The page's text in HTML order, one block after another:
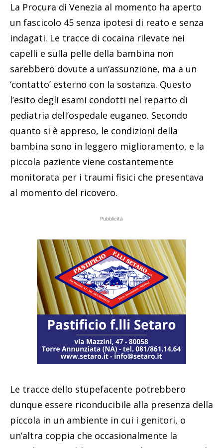
La Procura di Venezia al momento ha aperto
un fascicolo 45 senza ipotesi di reato e senza
indagati. Le tracce di cocaina rilevate nei
capelli e sulla pelle della bambina non
sarebbero dovute a un’assunzione, ma a un
‘contatto’ esterno con la sostanza. Questo
l’esito degli esami condotti nel reparto di
pediatria dell’ospedale euganeo. Secondo
quanto si è appreso, le condizioni della
bambina sono in leggero miglioramento, e la
piccola paziente viene costantemente
monitorata per i traumi fisici che presentava
al momento del ricovero.
Pubblicità
Le tracce dello stupefacente potrebbero
dunque essere riconducibile alla presenza della
piccola in un ambiente in cui i genitori, o
un’altra coppia che occasionalmente la